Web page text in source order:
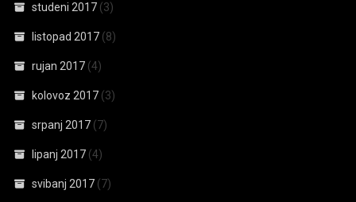
studeni 2017 (3)
listopad 2017 (8)
rujan 2017 (4)
kolovoz 2017 (3)
srpanj 2017 (7)
lipanj 2017 (4)
svibanj 2017 (7)